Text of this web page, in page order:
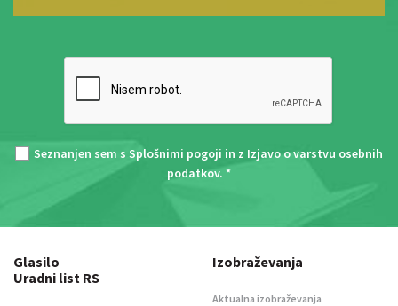
Seznanjen sem s Splošnimi pogoji in z Izjavo o varstvu osebnih
podatkov. *
Glasilo
Uradni list RS
Izobraževanja
Aktualna izobraževanja